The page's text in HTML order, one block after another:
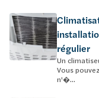
régulier
Un
Vous
n'�...